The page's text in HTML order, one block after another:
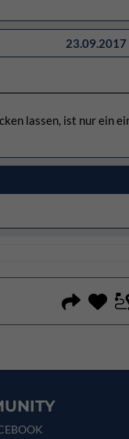
23.09.2017
lassen, ist nur ein